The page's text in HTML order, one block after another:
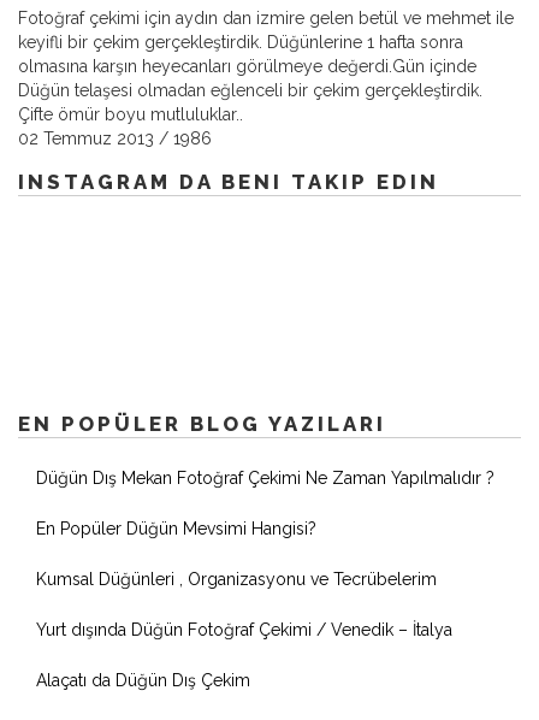
Fotoğraf çekimi için aydın dan izmire gelen betül ve mehmet ile
keyifli bir çekim gerçekleştirdik. Düğünlerine 1 hafta sonra
olmasına karşın heyecanları görülmeye değerdi.Gün içinde
Düğün telaşesi olmadan eğlenceli bir çekim gerçekleştirdik.
Çifte ömür boyu mutluluklar..
02 Temmuz 2013 / 1986
INSTAGRAM DA BENI TAKIP EDIN
EN POPÜLER BLOG YAZILARI
Düğün Dış Mekan Fotoğraf Çekimi Ne Zaman Yapılmalıdır ?
En Popüler Düğün Mevsimi Hangisi?
Kumsal Düğünleri , Organizasyonu ve Tecrübelerim
Yurt dışında Düğün Fotoğraf Çekimi / Venedik – İtalya
Alaçatı da Düğün Dış Çekim